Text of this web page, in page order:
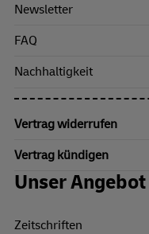
Newsletter
FAQ
Nachhaltigkeit
Vertrag widerrufen
Vertrag kündigen
Unser Angebot
Zeitschriften